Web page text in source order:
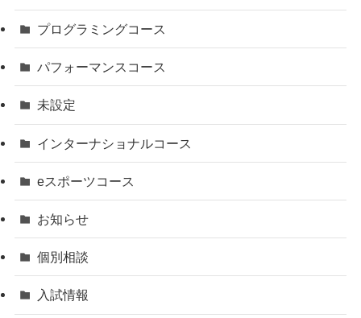
プログラミングコース
パフォーマンスコース
未設定
インターナショナルコース
eスポーツコース
お知らせ
個別相談
入試情報